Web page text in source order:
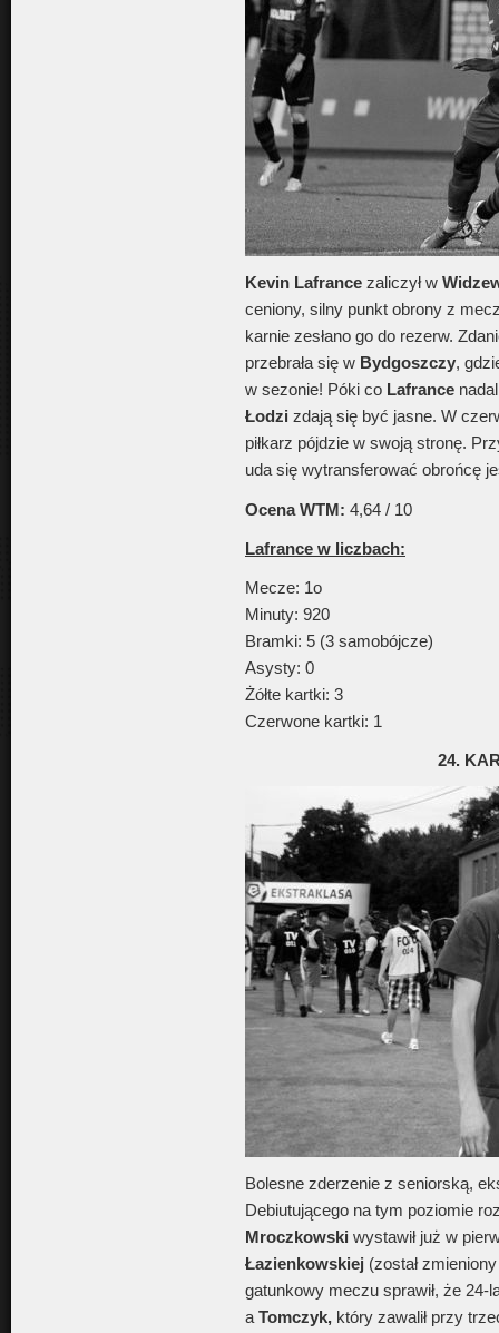
Kevin Lafrance zaliczył w
ceniony, silny punkt obrony z
karnie zesłano go do rezerw.
przebrała się w Bydgoszczy,
w sezonie! Póki co Lafrance
Łodzi zdają się być jasne. W
piłkarz pójdzie w swoją stronę.
uda się wytransferować obrońcę
Ocena WTM: 4,64 / 10
Lafrance w liczbach:
Mecze: 1o
Minuty: 920
Bramki: 5 (3 samobójcze)
Asysty: 0
Żółte kartki: 3
Czerwone kartki: 1
24.
Bolesne zderzenie z seniorską,
Debiutującego na tym poziomie
Mroczkowski wystawił już w
Łazienkowskiej (został
gatunkowy meczu sprawił, że 24-
a Tomczyk, który zawalił przy